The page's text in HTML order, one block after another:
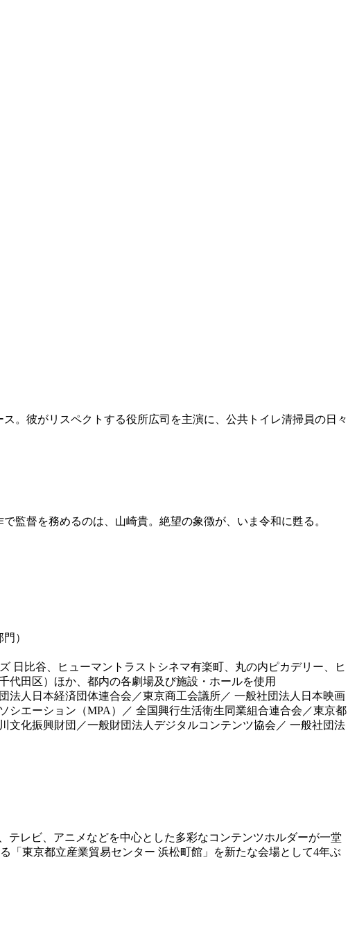
。彼がリスペクトする役所広司を主演に、公共トイレ清掃員の日々
監督を務めるのは、山崎貴。絶望の象徴が、いま令和に甦る。
）
日比谷、ヒューマントラストシネマ有楽町、丸の内ピカデリー、ヒ
代田区）ほか、都内の各劇場及び施設・ホールを使用
人日本経済団体連合会／東京商工会議所／ 一般社団法人日本映画
エーション（MPA）／ 全国興行生活衛生同業組合連合会／東京都
化振興財団／一般財団法人デジタルコンテンツ協会／ 一般社団法
レビ、アニメなどを中心とした多彩なコンテンツホルダーが一堂
「東京都立産業貿易センター 浜松町館」を新たな会場として4年ぶ